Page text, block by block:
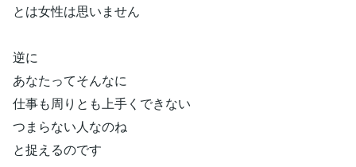
とは女性は思いません
逆に
あなたってそんなに
仕事も周りとも上手くできない
つまらない人なのね
と捉えるのです